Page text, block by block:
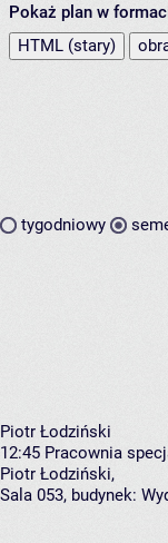
Pokaż plan w
HTML (stary)
tygodniowy
Piotr Łodziński
12:45 Pracownia
Piotr Łodziński,
Sala 053, budynek: